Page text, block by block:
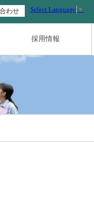
採用情報
わせ Select Language ▼